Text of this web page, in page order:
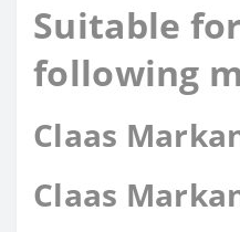
Suitable
following
Claas
Claas